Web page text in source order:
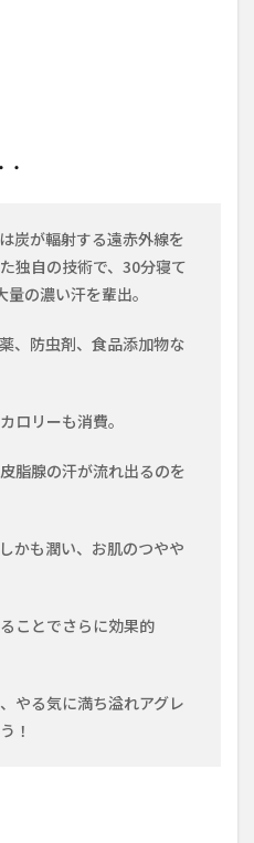
・
炭が輻射する遠赤外線を
独自の技術で、30分寝て
の濃い汗を輩出。
、防虫剤、食品添加物な
ロリーも消費。
脂腺の汗が流れ出るのを
かも潤い、お肌のつやや
ことでさらに効果的
やる気に満ち溢れアグレ
！